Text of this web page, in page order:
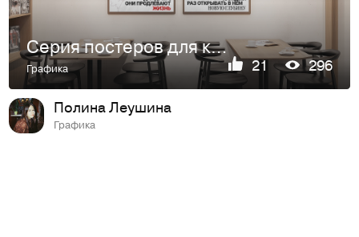
Серия постеров для книжного магазина "Чтение и жизнь - одно и то же"
Графика 21 296
Полина Леушина
Графика